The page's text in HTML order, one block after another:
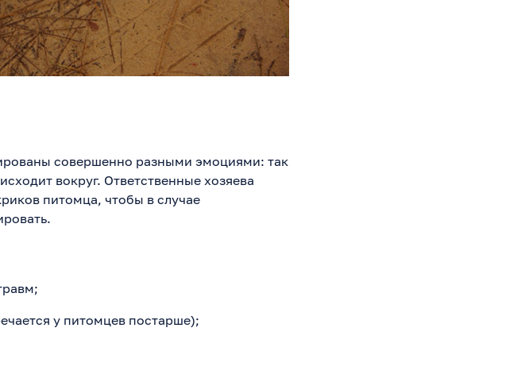
совершенно разными эмоциями: так
вокруг. Ответственные хозяева
питомца, чтобы в случае
у питомцев постарше);